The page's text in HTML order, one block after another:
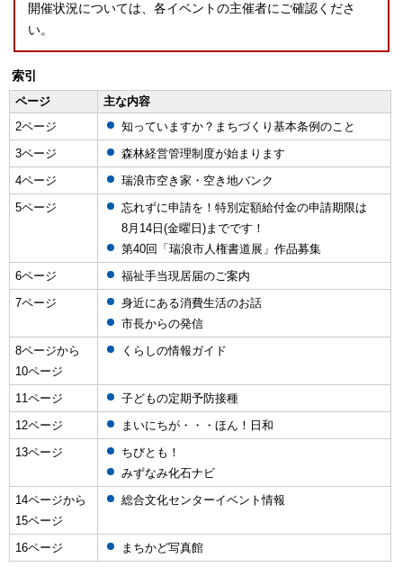
開催状況については、各イベントの主催者にご確認くださ
い。
索引
ページ
主な内容
2ページ
知っていますか？まちづくり基本条例のこと
3ページ
森林経営管理制度が始まります
4ページ
瑞浪市空き家・空き地バンク
5ページ
忘れずに申請を！特別定額給付金の申請期限は
8月14日(金曜日)までです！
第40回「瑞浪市人権書道展」作品募集
6ページ
福祉手当現居届のご案内
7ページ
身近にある消費生活のお話
市長からの発信
8ページから
10ページ
くらしの情報ガイド
11ページ
子どもの定期予防接種
12ページ
まいにちが・・・ほん！日和
13ページ
ちびとも！
みずなみ化石ナビ
14ページから
15ページ
総合文化センターイベント情報
16ページ まちかど写真館